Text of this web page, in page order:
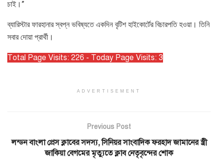
চাই।”
ব্যারিস্টার ফারহানার স্বপ্ন ভবিষ্যতে একদিন বৃটিশ হাইকোর্টের বিচারপতি হওয়া। তিনি
সবার দোয়া প্রার্থী।
Total Page Visits: 226 - Today Page Visits: 3
ADVERTISEMENT
Previous Post
লন্ডন বাংলা প্রেস ক্লাবের সদস্য, সিনিয়র সাংবাদিক ফরহাদ জামানের স্ত্রী
জাকিয়া বেগমের মৃত্যুতে ক্লাব নেতৃবৃন্দের শোক